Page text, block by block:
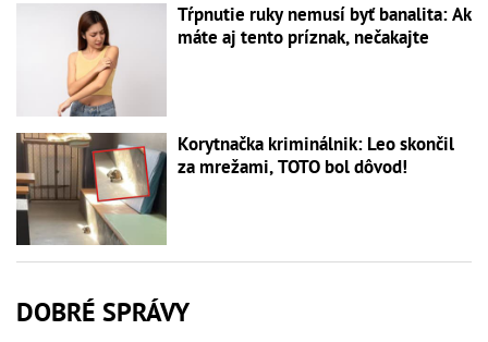
Tŕpnutie ruky nemusí byť banalita: Ak
máte aj tento príznak, nečakajte
Korytnačka kriminálnik: Leo skončil
za mrežami, TOTO bol dôvod!
DOBRÉ SPRÁVY